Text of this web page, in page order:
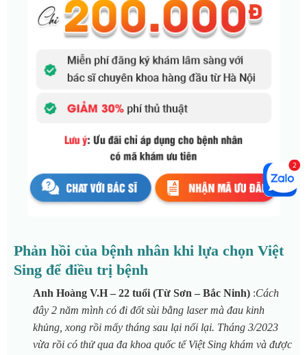
Phản hồi của bệnh nhân khi lựa chọn Việt
Sing để điều trị bệnh
Anh Hoàng V.H – 22 tuổi (Từ Sơn – Bắc Ninh) :Cách
đây 2 năm mình có đi đốt sùi bằng laser mà đau kinh
khủng, xong rồi mấy tháng sau lại nổi lại. Tháng 3/2023
vừa rồi có thử qua đa khoa quốc tế Việt Sing khám và được